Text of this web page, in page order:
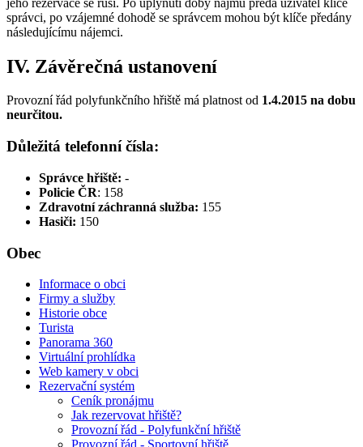
správci, po vzájemné dohodě se správcem mohou být klíče předány
následujícímu nájemci.
IV. Závěrečná ustanovení
Provozní řád polyfunkčního hřiště má platnost od 1.4.2015 na dobu
neurčitou.
Důležitá telefonní čísla:
Správce hřiště: -
Policie ČR: 158
Zdravotní záchranná služba: 155
Hasiči: 150
Obec
Informace o obci
Firmy a služby
Historie obce
Turista
Panorama 360
Virtuální prohlídka
Web kamery v obci
Rezervační systém
Ceník pronájmu
Jak rezervovat hřiště?
Provozní řád - Polyfunkční hřiště